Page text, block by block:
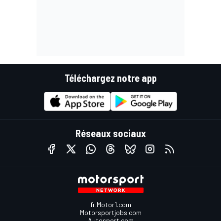
Téléchargez notre app
Réseaux sociaux
fr.Motor1.com
Motorsportjobs.com